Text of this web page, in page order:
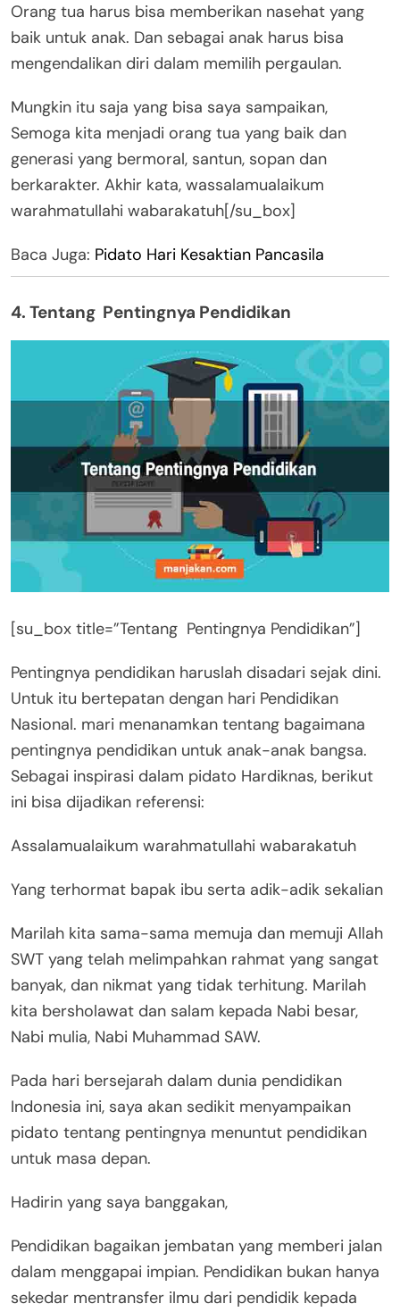
Orang tua harus bisa memberikan nasehat yang
baik untuk anak. Dan sebagai anak harus bisa
mengendalikan diri dalam memilih pergaulan.
Mungkin itu saja yang bisa saya sampaikan,
Semoga kita menjadi orang tua yang baik dan
generasi yang bermoral, santun, sopan dan
berkarakter. Akhir kata, wassalamualaikum
warahmatullahi wabarakatuh[/su_box]
Baca Juga: Pidato Hari Kesaktian Pancasila
4. Tentang Pentingnya Pendidikan
[su_box title=”Tentang Pentingnya Pendidikan”]
Pentingnya pendidikan haruslah disadari sejak dini.
Untuk itu bertepatan dengan hari Pendidikan
Nasional. mari menanamkan tentang bagaimana
pentingnya pendidikan untuk anak-anak bangsa.
Sebagai inspirasi dalam pidato Hardiknas, berikut
ini bisa dijadikan referensi:
Assalamualaikum warahmatullahi wabarakatuh
Yang terhormat bapak ibu serta adik-adik sekalian
Marilah kita sama-sama memuja dan memuji Allah
SWT yang telah melimpahkan rahmat yang sangat
banyak, dan nikmat yang tidak terhitung. Marilah
kita bersholawat dan salam kepada Nabi besar,
Nabi mulia, Nabi Muhammad SAW.
Pada hari bersejarah dalam dunia pendidikan
Indonesia ini, saya akan sedikit menyampaikan
pidato tentang pentingnya menuntut pendidikan
untuk masa depan.
Hadirin yang saya banggakan,
Pendidikan bagaikan jembatan yang memberi jalan
dalam menggapai impian. Pendidikan bukan hanya
sekedar mentransfer ilmu dari pendidik kepada